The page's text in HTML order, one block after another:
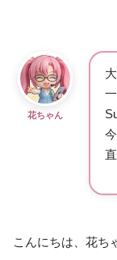
花ちゃん
こんにちは、花ち